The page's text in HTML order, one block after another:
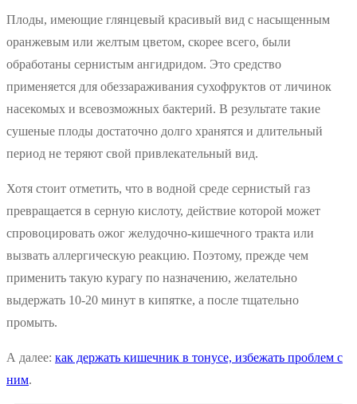
Плоды, имеющие глянцевый красивый вид с насыщенным
оранжевым или желтым цветом, скорее всего, были
обработаны сернистым ангидридом. Это средство
применяется для обеззараживания сухофруктов от личинок
насекомых и всевозможных бактерий. В результате такие
сушеные плоды достаточно долго хранятся и длительный
период не теряют свой привлекательный вид.
Хотя стоит отметить, что в водной среде сернистый газ
превращается в серную кислоту, действие которой может
спровоцировать ожог желудочно-кишечного тракта или
вызвать аллергическую реакцию. Поэтому, прежде чем
применить такую курагу по назначению, желательно
выдержать 10-20 минут в кипятке, а после тщательно
промыть.
А далее: как держать кишечник в тонусе, избежать проблем с
ним.